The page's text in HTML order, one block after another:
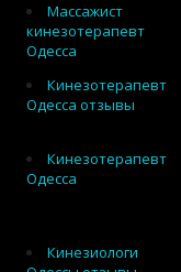
Массажист
кинезотерапевт
Одесса
Кинезотерапевт
Одесса отзывы
Кинезотерапевт
Одесса
Кинезиологи